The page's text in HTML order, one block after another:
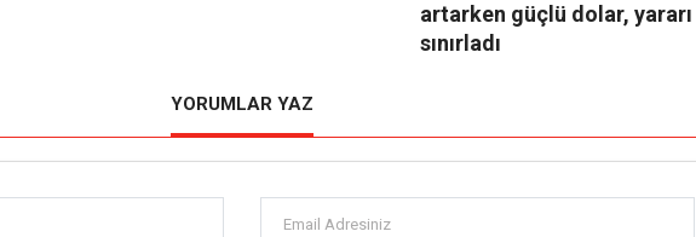
artarken güçlü dolar, yararı
sınırladı
YORUMLAR YAZ